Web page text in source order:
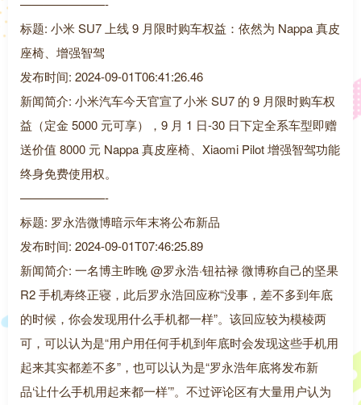
———————-
标题: 小米 SU7 上线 9 月限时购车权益：依然为 Nappa 真皮
座椅、增强智驾
发布时间: 2024-09-01T06:41:26.46
新闻简介: 小米汽车今天官宣了小米 SU7 的 9 月限时购车权
益（定金 5000 元可享），9 月 1 日-30 日下定全系车型即赠
送价值 8000 元 Nappa 真皮座椅、Xiaomi Pilot 增强智驾功能
终身免费使用权。
———————-
标题: 罗永浩微博暗示年末将公布新品
发布时间: 2024-09-01T07:46:25.89
新闻简介: 一名博主昨晚 @罗永浩·钮祜禄 微博称自己的坚果
R2 手机寿终正寝，此后罗永浩回应称“没事，差不多到年底
的时候，你会发现用什么手机都一样”。该回应较为模棱两
可，可以认为是“用户用任何手机到年底时会发现这些手机用
起来其实都差不多”，也可以认为是“罗永浩年底将发布新
品‘让什么手机用起来都一样’”。不过评论区有大量用户认为